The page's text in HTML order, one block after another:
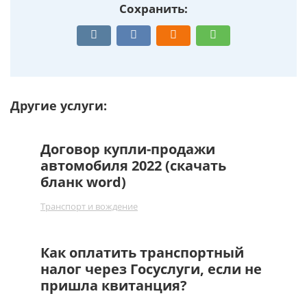
Сохранить:
Другие услуги:
Договор купли-продажи
автомобиля 2022 (скачать
бланк word)
Транспорт и вождение
Как оплатить транспортный
налог через Госуслуги, если не
пришла квитанция?